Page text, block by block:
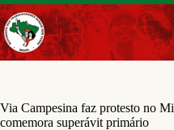
Pular
para
o
conteúdo
Via Campesina faz protesto no
comemora superávit primário